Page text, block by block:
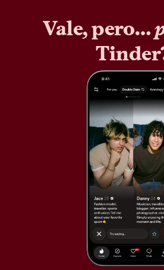
Vale, pero…